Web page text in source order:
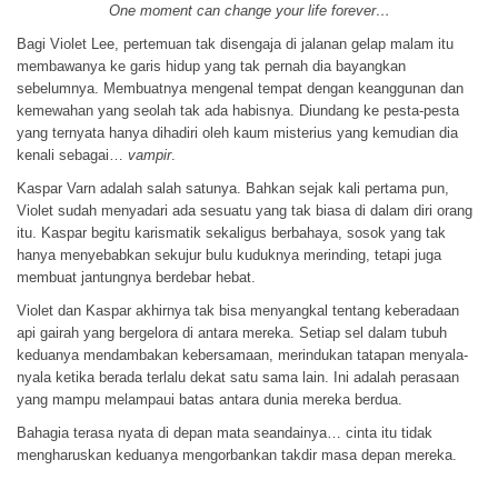
One moment can change your life forever…
Bagi Violet Lee, pertemuan tak disengaja di jalanan gelap malam itu
membawanya ke garis hidup yang tak pernah dia bayangkan
sebelumnya. Membuatnya mengenal tempat dengan keanggunan dan
kemewahan yang seolah tak ada habisnya. Diundang ke pesta-pesta
yang ternyata hanya dihadiri oleh kaum misterius yang kemudian dia
kenali sebagai…
vampir.
Kaspar Varn adalah salah satunya. Bahkan sejak kali pertama pun,
Violet sudah menyadari ada sesuatu yang tak biasa di dalam diri orang
itu. Kaspar begitu karismatik sekaligus berbahaya, sosok yang tak
hanya menyebabkan sekujur bulu kuduknya merinding, tetapi juga
membuat jantungnya berdebar hebat.
Violet dan Kaspar akhirnya tak bisa menyangkal tentang keberadaan
api gairah yang bergelora di antara mereka. Setiap sel dalam tubuh
keduanya mendambakan kebersamaan, merindukan tatapan menyala-
nyala ketika berada terlalu dekat satu sama lain. Ini adalah perasaan
yang mampu melampaui batas antara dunia mereka berdua.
Bahagia terasa nyata di depan mata seandainya… cinta itu tidak
mengharuskan keduanya mengorbankan takdir masa depan mereka.